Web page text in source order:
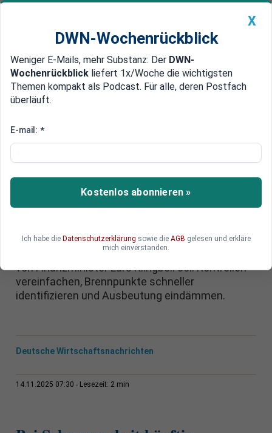
Newsticker MEIN DWN: Geldanlage Premium
Edelmetalle DWN-Magazin China
Schwarzarbeit: Klingbeil
Friseursalons und Nagelstudios
Schwarzarbeit bleibt ein zentrales Problem für
Staat und ehrliche Betriebe. Künftig rücken
Lieferdienste stärker ins Visier der
Finanzkontrolle Schwarzarbeit. Das neue Gesetz
von Finanzminister Lars Klingbeil soll Kontrollen
vereinfachen, Brennpunkte schneller
identifizieren und Ausbeutung eindämmen.
Deutsche Wirtschaftsnachrichten
14.11.2025 07:30 Lesezeit: 2 min
X
DWN-Wochenrückblick
Weniger E-Mails, mehr Substanz: Der DWN-
Wochenrückblick liefert 1x/Woche die wichtigsten
Themen kompakt als Podcast. Für alle, deren Postfach
überläuft.
E-mail: *
Kostenlos abonnieren »
Ich habe die Datenschutzerklärung sowie die AGB gelesen und erkläre
mich einverstanden.